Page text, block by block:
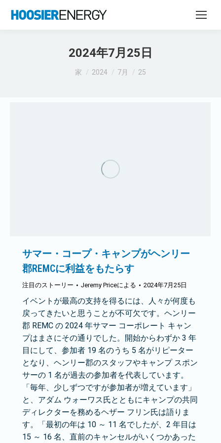
2024年7月25日
あなたはここにいる：
家 2024 7月 25
サマー・コープ・キャンプがヘンリー
郡REMCに利益をもたらす
注目のストーリー Jeremy Priceによる 2024年7月25日
イベントが最高の支持を得るには、人々が何度も
戻ってきたいと思うことが不可欠です。ヘンリー
郡 REMC の 2024 年サマー コーポレート キャン
プはまさにその通りでした。開始からわずか 3 年
目にして、参加者 19 名のうち 5 名がリピーター
となり、ヘンリー郡のスタッフやキャンプ スポン
サーの 1 名が過去の参加者を代表しています。
「毎年、少しずつですが参加者が増えています」
と、アダム ウォーワス氏とともにキャンプの共同
ディレクターを務めるヘザー フリン氏は語りま
す。「最初の年は 10 ～ 11 名でしたが、2 年目は
15 ～ 16 名、直前のキャンセルがいくつかあった